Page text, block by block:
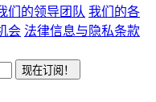
们的领导团队 我们的各
会 法律信息与隐私条款